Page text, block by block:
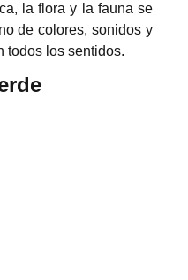
la flora y la fauna se
de colores, sonidos y
todos los sentidos.